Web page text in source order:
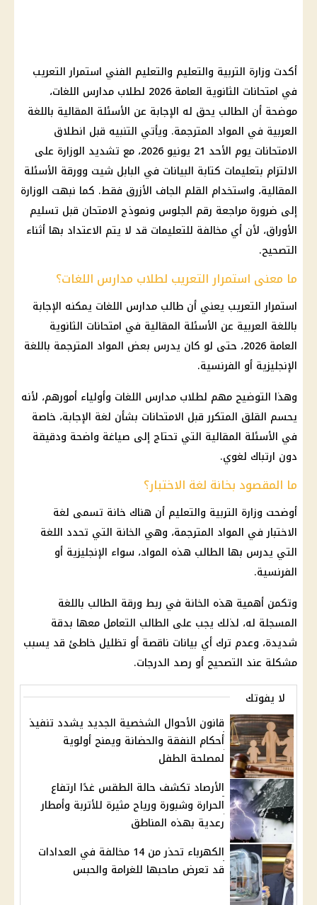
أكدت وزارة التربية والتعليم والتعليم الفني استمرار التعريب
في امتحانات الثانوية العامة 2026 لطلاب مدارس اللغات،
موضحة أن الطالب يحق له الإجابة عن الأسئلة المقالية باللغة
العربية في المواد المترجمة. ويأتي التنبيه قبل انطلاق
الامتحانات يوم الأحد 21 يونيو 2026، مع تشديد الوزارة على
الالتزام بتعليمات كتابة البيانات في البابل شيت وورقة الأسئلة
المقالية، واستخدام القلم الجاف الأزرق فقط. كما نبهت الوزارة
إلى ضرورة مراجعة رقم الجلوس ونموذج الامتحان قبل تسليم
الأوراق، لأن أي مخالفة للتعليمات قد لا يتم الاعتداد بها أثناء
التصحيح.
ما معنى استمرار التعريب لطلاب مدارس اللغات؟
استمرار التعريب يعني أن طالب مدارس اللغات يمكنه الإجابة
باللغة العربية عن الأسئلة المقالية في امتحانات الثانوية
العامة 2026، حتى لو كان يدرس بعض المواد المترجمة باللغة
الإنجليزية أو الفرنسية.
وهذا التوضيح مهم لطلاب مدارس اللغات وأولياء أمورهم، لأنه
يحسم القلق المتكرر قبل الامتحانات بشأن لغة الإجابة، خاصة
في الأسئلة المقالية التي تحتاج إلى صياغة واضحة ودقيقة
دون ارتباك لغوي.
ما المقصود بخانة لغة الاختبار؟
أوضحت وزارة التربية والتعليم أن هناك خانة تسمى لغة
الاختبار في المواد المترجمة، وهي الخانة التي تحدد اللغة
التي يدرس بها الطالب هذه المواد، سواء الإنجليزية أو
الفرنسية.
وتكمن أهمية هذه الخانة في ربط ورقة الطالب باللغة
المسجلة له، لذلك يجب على الطالب التعامل معها بدقة
شديدة، وعدم ترك أي بيانات ناقصة أو تظليل خاطئ قد يسبب
مشكلة عند التصحيح أو رصد الدرجات.
لا يفوتك
قانون الأحوال الشخصية الجديد يشدد تنفيذ
أحكام النفقة والحضانة ويمنح أولوية
لمصلحة الطفل
الأرصاد تكشف حالة الطقس غدًا ارتفاع
الحرارة وشبورة ورياح مثيرة للأتربة وأمطار
رعدية بهذه المناطق
الكهرباء تحذر من 14 مخالفة في العدادات
قد تعرض صاحبها للغرامة والحبس